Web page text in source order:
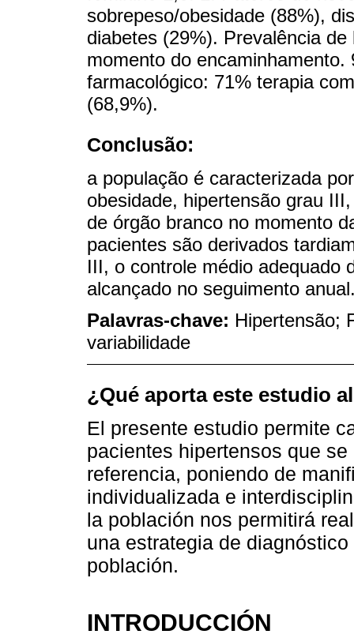
sobrepeso/obesidade (88%),
diabetes (29%). Prevalência
momento do
farmacológico: 71% terapia
(68,9%).
Conclusão:
a população é caracterizada
obesidade, hipertensão grau
de órgão branco no momento
pacientes são derivados
III, o controle médio adequado
alcançado no seguimento
Palavras-chave: Hipertensão;
variabilidade
¿Qué aporta este estudio
El presente estudio permite
pacientes hipertensos que
referencia, poniendo de
individualizada e
la población nos permitirá
una estrategia de
población.
INTRODUCCIÓN